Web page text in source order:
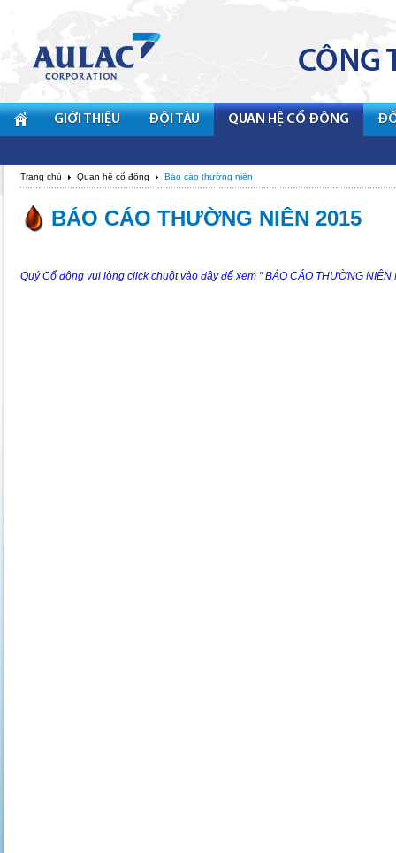
GIỚI THIỆU ĐỘI TÀU QUAN HỆ CỔ ĐÔNG
Trang chủ Quan hệ cổ đông Báo cáo thường niên
BÁO CÁO THƯỜNG NIÊN 2015
Quý Cổ đông vui lòng click chuột vào đây để xem " BÁO CÁO THƯỜNG NIÊN